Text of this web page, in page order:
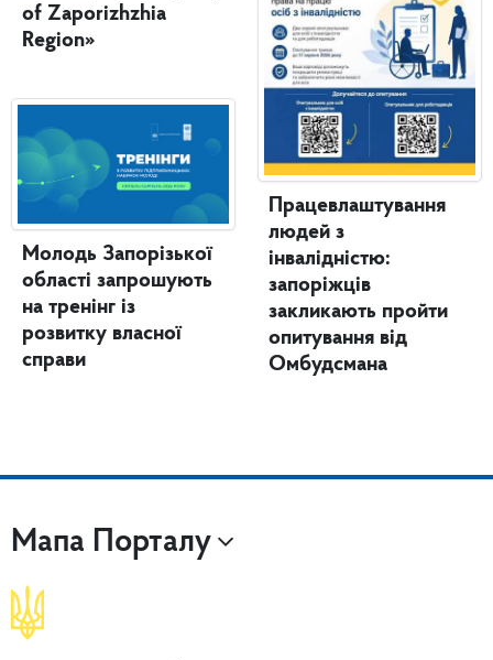
of Zaporizhzhia
Region»
Молодь Запорізької
області запрошують
на тренінг із
розвитку власної
справи
Працевлаштування
людей з
інвалідністю:
запоріжців
закликають пройти
опитування від
Омбудсмана
Мапа Порталу